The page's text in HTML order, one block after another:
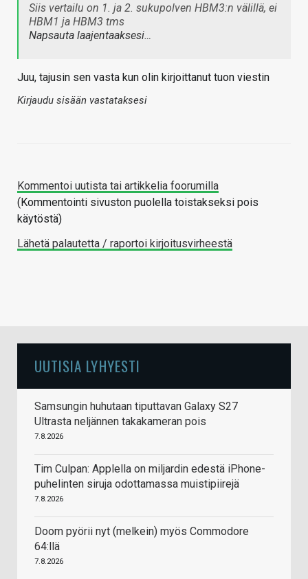
Siis vertailu on 1. ja 2. sukupolven HBM3:n välillä, ei
HBM1 ja HBM3 tms
Napsauta laajentaaksesi…
Juu, tajusin sen vasta kun olin kirjoittanut tuon viestin
Kirjaudu sisään vastataksesi
Kommentoi uutista tai artikkelia foorumilla
(Kommentointi sivuston puolella toistakseksi pois
käytöstä)
Lähetä palautetta / raportoi kirjoitusvirheestä
UUTISIA LYHYESTI
Samsungin huhutaan tiputtavan Galaxy S27
Ultrasta neljännen takakameran pois
7.8.2026
Tim Culpan: Applella on miljardin edestä iPhone-
puhelinten siruja odottamassa muistipiirejä
7.8.2026
Doom pyörii nyt (melkein) myös Commodore
64:llä
7.8.2026